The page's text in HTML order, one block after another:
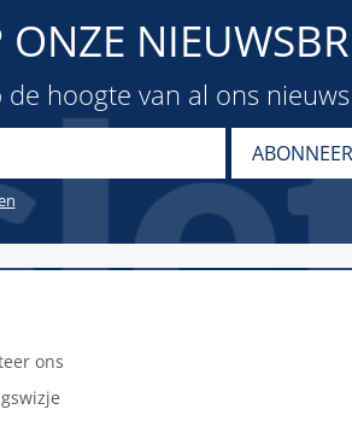
hoogte van al ons nieuws
ons